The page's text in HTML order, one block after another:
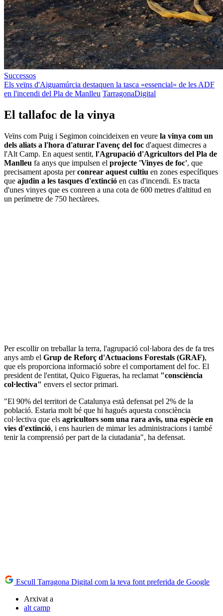
Successos
Els veïns d'Aiguamúrcia destaquen la tasca «essencial» de les ADF
en l'incendi del Pla de Manlleu TarragonaDigital
El tallafoc de la vinya
Veïns com Puig i Segimon coincideixen en veure la vinya com un
dels aliats a l'hora d'aturar l'avenç del foc d'aquest dimecres a
l'Alt Camp. En aquest sentit, l'Agrupació d'Agricultors del Pla de
Manlleu fa anys que impulsen el projecte 'Vinyes de foc', que
precisament aposta perconrear aquest cultiu en zones específiques
que ajudin a les tasques d'extinció en cas d'incendi. Es tracta
d'unes vinyes que es conreen a una cota de 600 metres d'altitud en
un perímetre de 750 hectàrees.
Per escollir on treballar la terra, l'agrupació col·labora des de fa tres
anys amb el Grup de Reforç d'Actuacions Forestals (GRAF),
que els proporciona informació sobre el comportament del foc. El
president de l'entitat, Quico Figueras, ha reclamat "consciència
col·lectiva" envers el sector primari.
"El 90% del territori de Catalunya està defensat pel 2% de la
població. Estaria molt bé que hi hagués aquesta consciència
col·lectiva que els agricultors som una rara avis, una espècie en
vies d'extinció, i ens haurien de mimar les administracions i també
tenir la comprensió per part de la ciutadania", ha defensat.
Escull Tarragona Digital com la teva font preferida de Google
Arxivat a
alt camp